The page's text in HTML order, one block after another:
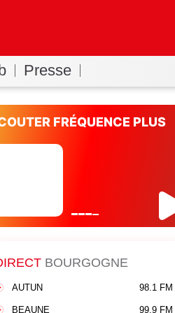
Presse
FRÉQUENCE PLUS
BOURGOGNE
AUTUN 98.1 FM
BEAUNE 99.9 FM